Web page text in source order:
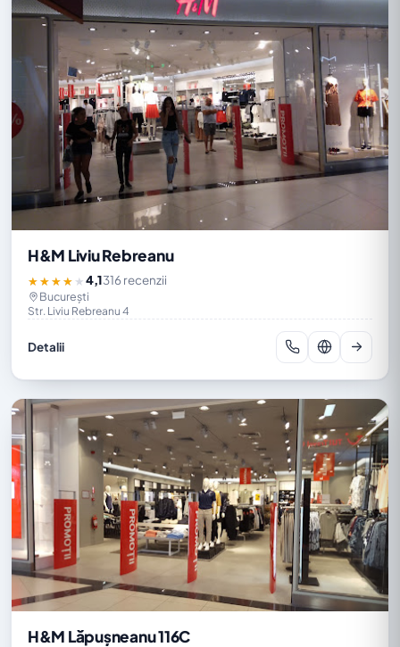
H&M Liviu Rebreanu
★★★★★4,1316 recenzii
București
Str. Liviu Rebreanu 4
Detalii
H&M Lăpușneanu 116C